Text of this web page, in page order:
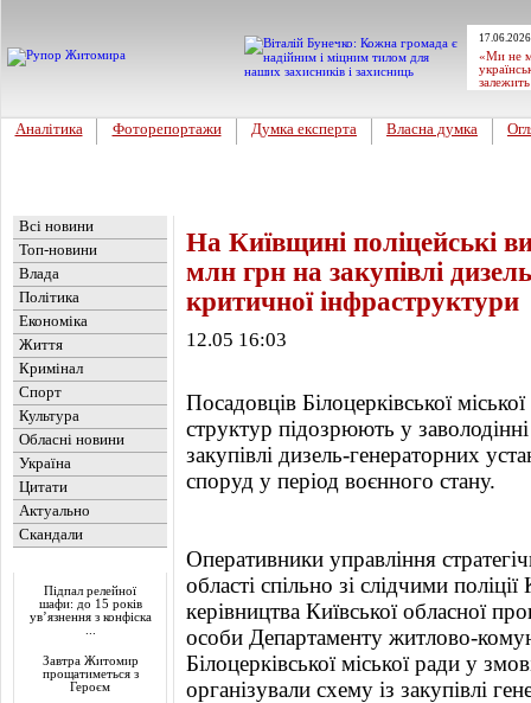
«Ми не
Аналітика Фоторепортажи Думка експерта Власна думка
Всі новини
Топ-новини
Влада
Політика
Економіка
Життя
Кримінал
Спорт
Культура
Обласні новини
Україна
Цитати
Актуально
Скандали
Підпал релейної
шафи: до 15 років
ув’язнення з конфіска
Завтра Житомир
прощатиметься з
Героєм
На Київщині поліцейські
млн грн на закупівлі
критичної інфраструктури
12.05 16:03
Посадовців Білоцерківської
структур підозрюють у
закупівлі дизель-генераторних
споруд у період воєнного стану.
Оперативники управління
області спільно зі слідчими
керівництва Київської обласної
особи Департаменту житлово-
Білоцерківської міської ради у
організували схему із закупівлі